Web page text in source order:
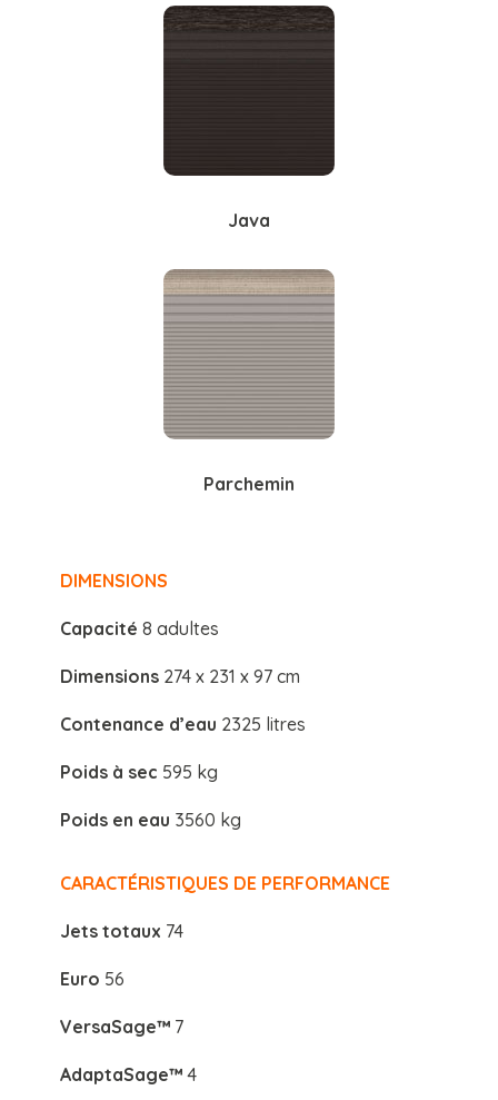
Java
Parchemin
DIMENSIONS
Capacité 8 adultes
Dimensions274 x 231 x 97 cm
Contenance d’eau 2325 litres
Poids à sec 595 kg
Poids en eau 3560 kg
CARACTÉRISTIQUES DE PERFORMANCE
Jets totaux 74
Euro 56
VersaSage™7
AdaptaSage™4